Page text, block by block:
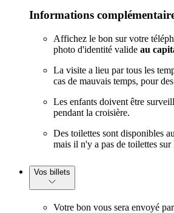
Informations
Affichez le bon sur votre
photo d'identité valide au
La visite a lieu par tous les
cas de mauvais temps, pour
Les enfants doivent être
pendant la croisière.
Des toilettes sont disponibles
mais il n'y a pas de toilettes sur
Vos billets
Votre bon vous sera envoyé